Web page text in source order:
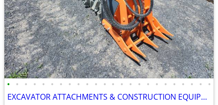
• • • • • • • • • • • • • • • • • • • • • • • •
EXCAVATOR ATTACHMENTS & CONSTRUCTION EQUIPMENT ON SALE!!!